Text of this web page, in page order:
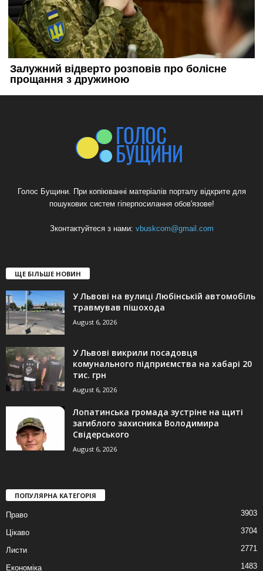
Голос Бущини. При копіюванні матеріалів порталу відкрите для
пошукових систем гіперпосилання обов'язове!
Зконтактуйтеся з нами: vbuskcom@gmail.com
ЩЕ БІЛЬШЕ НОВИН
У Львові на вулиці Любінській автомобіль
травмував пішохода
August 6, 2026
У Львові викрили посадовця
комунального підприємства на хабарі 20
тис. грн
August 6, 2026
Лопатинська громада зустріне на щиті
загиблого захисника Володимира
Свідерського
August 6, 2026
ПОПУЛЯРНА КАТЕГОРІЯ
Право 3903
Цікаво 3704
Листи 2771
Економіка 1483